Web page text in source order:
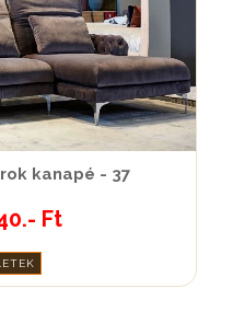
kanapé - 37
Ft